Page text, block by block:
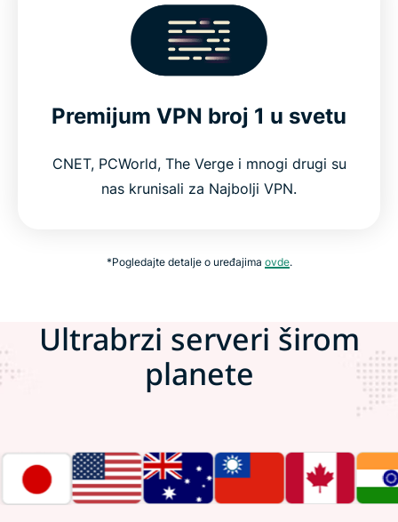
Premijum VPN broj 1 u svetu
CNET, PCWorld, The Verge i mnogi drugi su
nas krunisali za Najbolji VPN.
*Pogledajte detalje o uređajima ovde.
Ultrabrzi serveri širom
planete